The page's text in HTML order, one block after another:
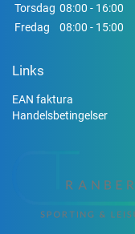
Torsdag 08:00 - 16:00
Fredag
08:00 - 15:00
Links
EAN faktura
Handelsbetingelser